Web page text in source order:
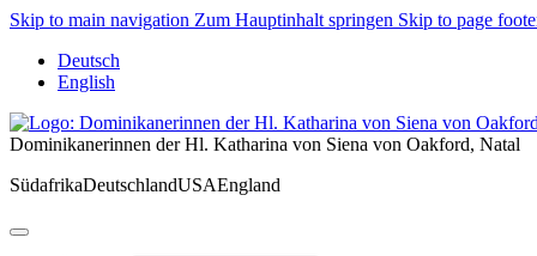
Skip to main navigation Zum Hauptinhalt springen Skip to page
Deutsch
English
Dominikanerinnen der Hl. Katharina von Siena von Oakford, Natal
SüdafrikaDeutschlandUSAEngland